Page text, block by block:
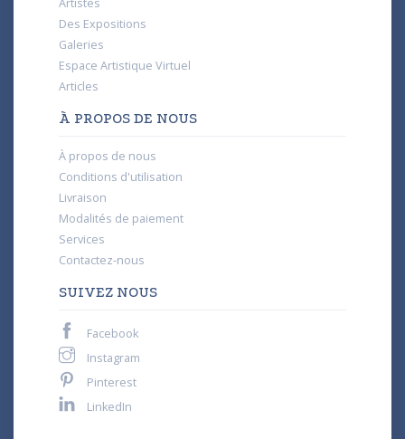
Artistes
Des Expositions
Galeries
Espace Artistique Virtuel
Articles
À PROPOS DE NOUS
À propos de nous
Conditions d'utilisation
Livraison
Modalités de paiement
Services
Contactez-nous
SUIVEZ NOUS
Facebook
Instagram
Pinterest
LinkedIn